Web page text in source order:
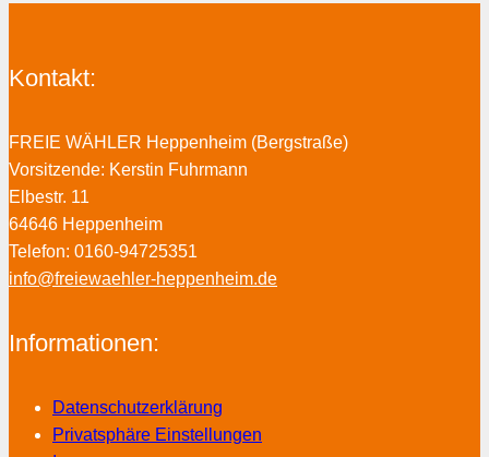
Kontakt:
FREIE WÄHLER Heppenheim (Bergstraße)
Vorsitzende: Kerstin Fuhrmann
Elbestr. 11
64646 Heppenheim
Telefon: 0160-94725351
info@freiewaehler-heppenheim.de
Informationen:
Datenschutzerklärung
Privatsphäre Einstellungen